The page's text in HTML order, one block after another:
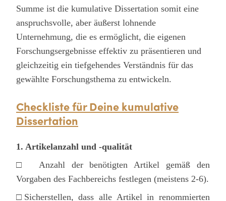
Summe ist die kumulative Dissertation somit eine
anspruchsvolle, aber äußerst lohnende
Unternehmung, die es ermöglicht, die eigenen
Forschungsergebnisse effektiv zu präsentieren und
gleichzeitig ein tiefgehendes Verständnis für das
gewählte Forschungsthema zu entwickeln.
Checkliste für Deine kumulative
Dissertation
1. Artikelanzahl und -qualität
□ Anzahl der benötigten Artikel gemäß den
Vorgaben des Fachbereichs festlegen (meistens 2-6).
□Sicherstellen, dass alle Artikel in renommierten